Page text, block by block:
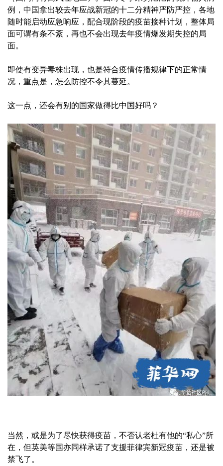
例，中国拿出较去年应战新冠的十二分精神严防严控，各地
随时能启动应急响应，配合现阶段的疫苗接种计划，整体局
面可谓有条不紊，再也不会出现去年疫情爆发期失控的局
面。
即使有变异毒株出现，也是符合疫情传播规律下的正常情
况，重点是，怎么防控不令其蔓延。
这一点，还会有别的国家做得比中国好吗？
当然，或是为了尽快获得疫苗，不否认老杜有他的“私心”所
在，但英美等国亦同样承诺了支援菲律宾新冠疫苗，还是被
禁飞了。